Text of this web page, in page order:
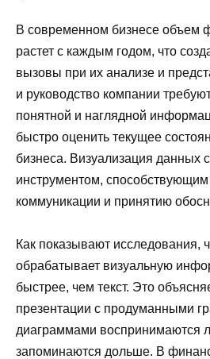
В современном бизнесе объем
растет с каждым годом, что
вызовы при их анализе и
и руководство компании
понятной и наглядной
быстро оценить текущее
бизнеса. Визуализация данных
инструментом,
коммуникации и принятию
Как показывают исследования,
обрабатывает визуальную
быстрее, чем текст. Это
презентации с продуманными
диаграммами воспринимаются
запоминаются дольше. В